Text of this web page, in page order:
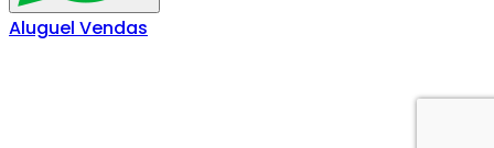
Aluguel Vendas